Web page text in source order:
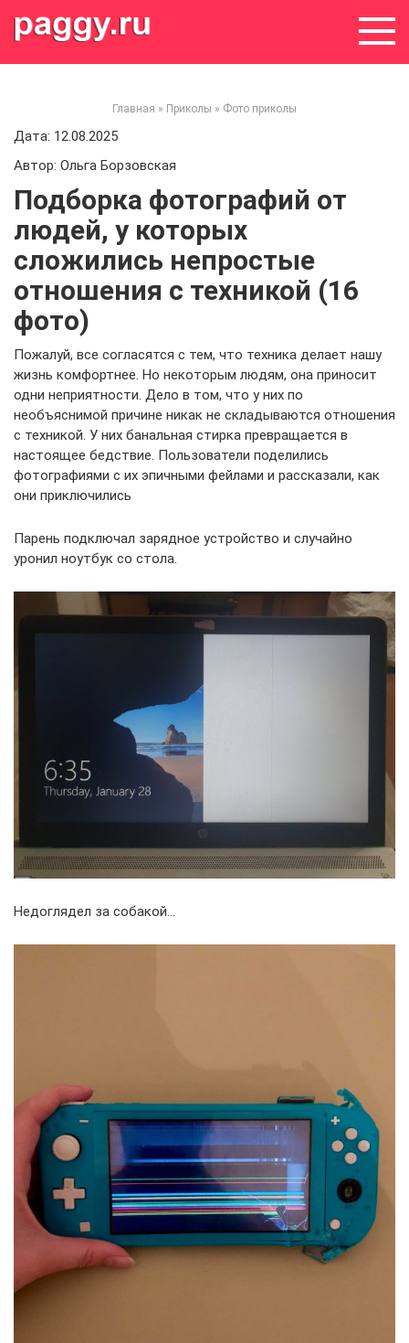
Главная » Приколы » Фото приколы
Дата: 12.08.2025
Автор: Ольга Борзовская
Подборка фотографий от
людей, у которых
сложились непростые
отношения с техникой (16
фото)
Пожалуй, все согласятся с тем, что техника делает нашу
жизнь комфортнее. Но некоторым людям, она приносит
одни неприятности. Дело в том, что у них по
необъяснимой причине никак не складываются отношения
с техникой. У них банальная стирка превращается в
настоящее бедствие. Пользователи поделились
фотографиями с их эпичными фейлами и рассказали, как
они приключились
Парень подключал зарядное устройство и случайно
уронил ноутбук со стола.
Недоглядел за собакой…